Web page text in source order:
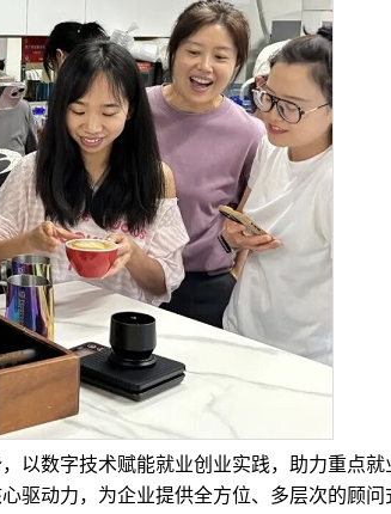
数字技术赋能就业创业实践，助力重点就
驱动力，为企业提供全方位、多层次的顾问